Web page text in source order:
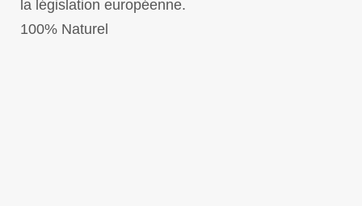
la législation européenne.
100% Naturel